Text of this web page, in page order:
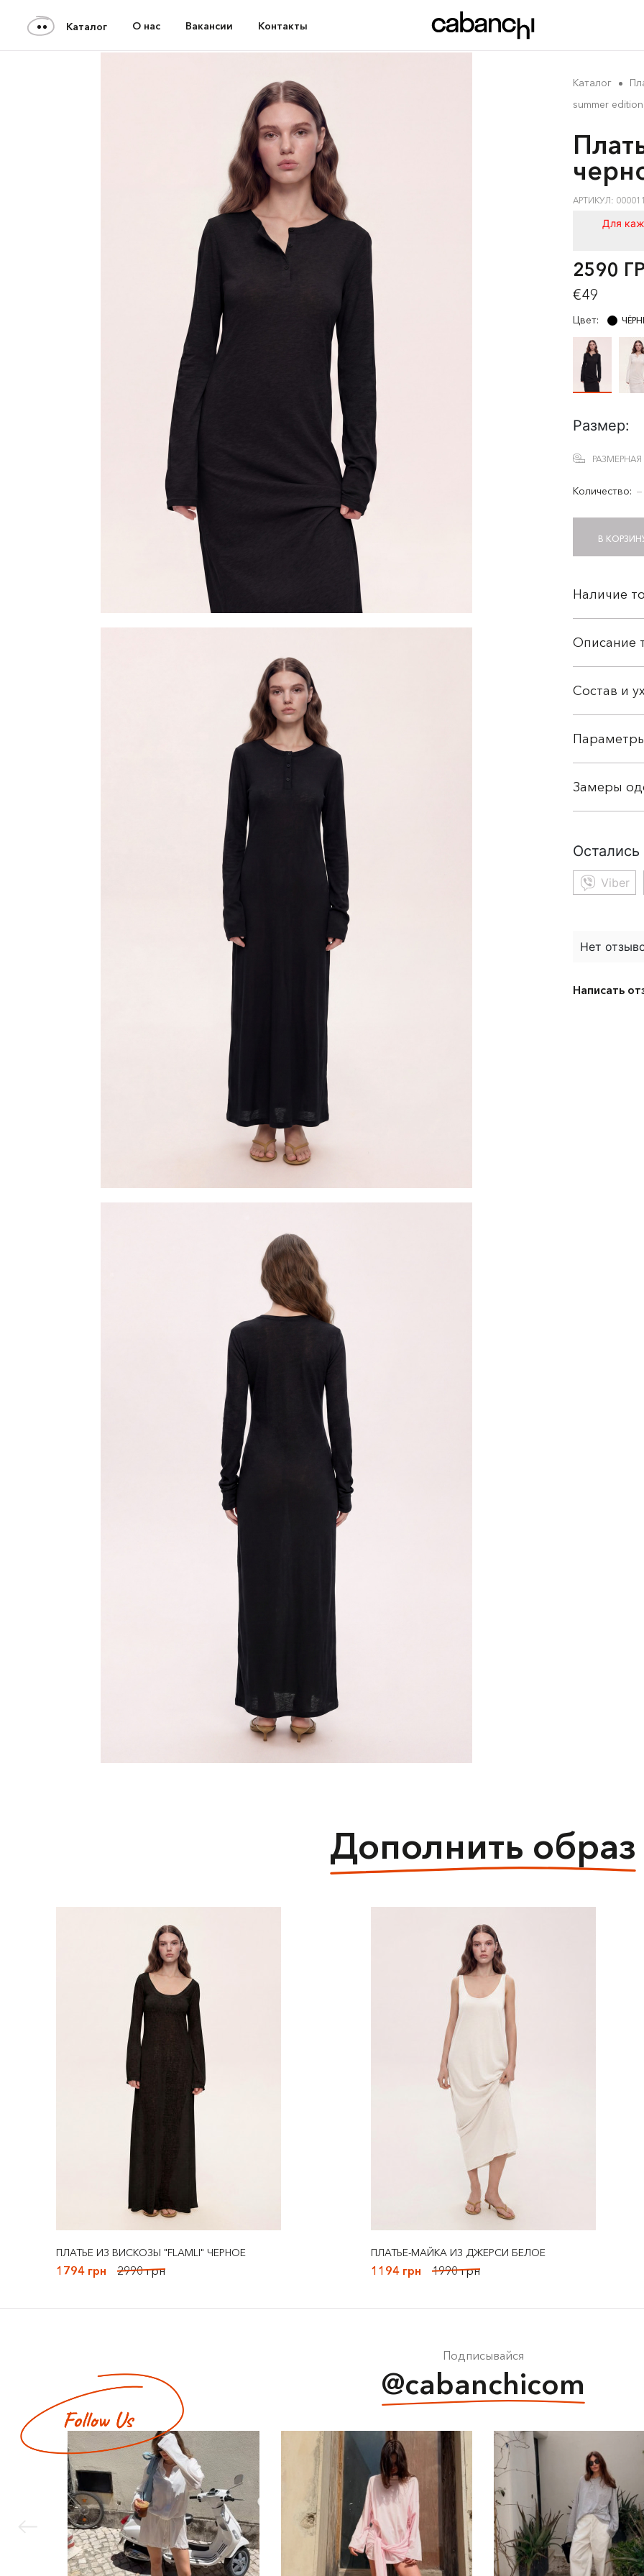
Каталог О нас Вакансии Контакты
Каталог
summer edition
АРТИКУЛ:
Для
2590
€49
Цвет:
Размер:
РАЗМЕРНАЯ
Количество: −
В
Наличие
Описание
Состав и
Замеры
Viber
Нет
Написать
Дополнить образ
ПЛАТЬЕ ИЗ ВИСКОЗЫ "FLAMLI" ЧЕРНОЕ
1794 грн 2990 грн
ПЛАТЬЕ-МАЙКА ИЗ ДЖЕРСИ БЕЛОЕ
1194 грн 1990 грн
Подписывайся
@cabanchicom